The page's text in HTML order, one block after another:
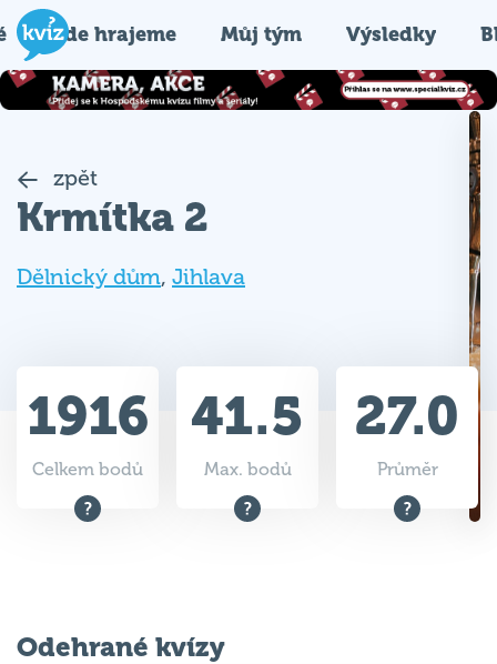
Kde hrajeme Můj tým Výsledky
zpět
Krmítka 2
Dělnický dům, Jihlava
1916
Celkem bodů
41.5
Max. bodů
27.0
Průměr
Odehrané kvízy